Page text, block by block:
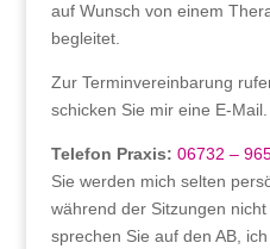
auf Wunsch von einem
begleitet.
Zur Terminvereinbarung
schicken Sie mir eine E-Mail.
Telefon Praxis: 06732 –
Sie werden mich selten
während der Sitzungen
sprechen Sie auf den AB,